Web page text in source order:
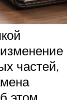
частей,